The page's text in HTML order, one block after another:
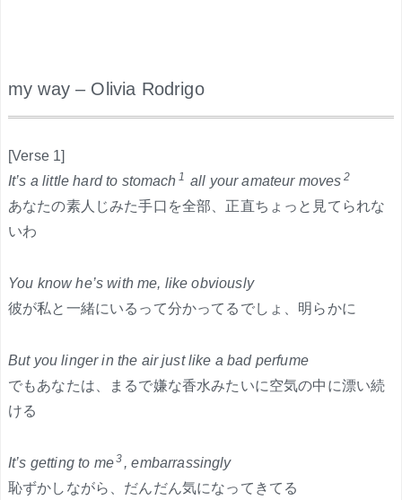
my way – Olivia Rodrigo
[Verse 1]
It’s a little hard to stomach 1 all your amateur moves 2
あなたの素人じみた手口を全部、正直ちょっと見てられな
いわ
You know he’s with me, like obviously
彼が私と一緒にいるって分かってるでしょ、明らかに
But you linger in the air just like a bad perfume
でもあなたは、まるで嫌な香水みたいに空気の中に漂い続
ける
It’s getting to me3 , embarrassingly
恥ずかしながら、だんだん気になってきてる